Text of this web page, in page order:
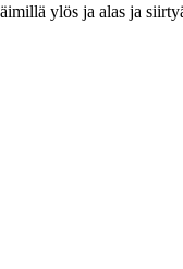
ylös ja alas ja